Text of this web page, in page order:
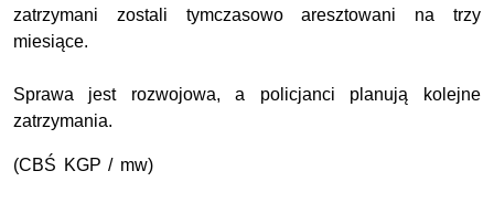
zatrzymani zostali tymczasowo aresztowani na trzy
miesiące.
Sprawa jest rozwojowa, a policjanci planują kolejne
zatrzymania.
(CBŚ KGP / mw)